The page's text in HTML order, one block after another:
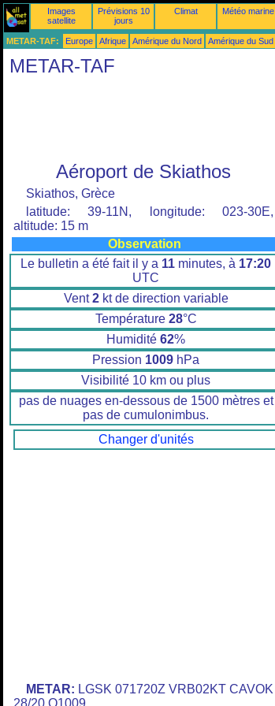
Images
satellite
Prévisions 10
jours
Climat Météo marine
METAR-TAF: Europe Afrique Amérique du Nord Amérique du Sud
METAR-TAF
Aéroport de Skiathos
Skiathos, Grèce
latitude: 39-11N, longitude: 023-30E,
altitude: 15 m
Observation
Le bulletin a été fait il y a 11 minutes, à 17:20
UTC
Vent2kt de direction variable
Température 28°C
Humidité 62%
Pression 1009 hPa
Visibilité 10 km ou plus
pas de nuages en-dessous de 1500 mètres et
pas de cumulonimbus.
Changer d'unités
METAR: LGSK 071720Z VRB02KT CAVOK